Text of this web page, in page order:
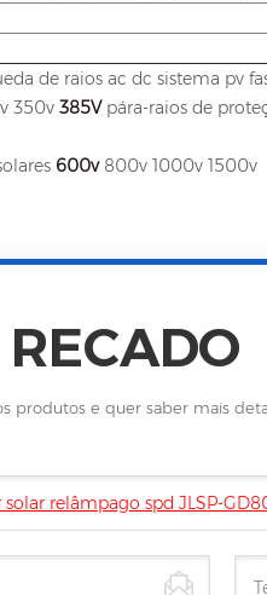
de raios ac dc sistema pv
350v 385V pára-raios de
600v 800v 1000v 1500v
produtos e quer saber mais
relâmpago spd JLSP-